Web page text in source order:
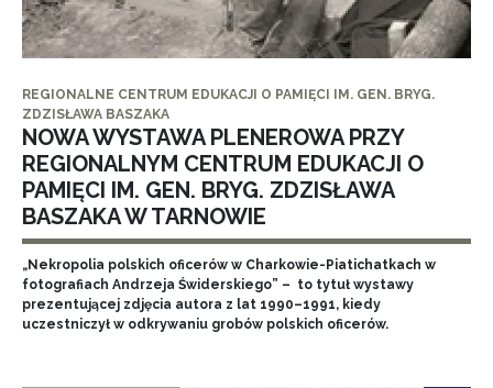
REGIONALNE CENTRUM EDUKACJI O PAMIĘCI IM. GEN. BRYG.
ZDZISŁAWA BASZAKA
NOWA WYSTAWA PLENEROWA PRZY
REGIONALNYM CENTRUM EDUKACJI O
PAMIĘCI IM. GEN. BRYG. ZDZISŁAWA
BASZAKA W TARNOWIE
„Nekropolia polskich oficerów w Charkowie-Piatichatkach w
fotografiach Andrzeja Świderskiego” – to tytuł wystawy
prezentującej zdjęcia autora z lat 1990–1991, kiedy
uczestniczył w odkrywaniu grobów polskich oficerów.